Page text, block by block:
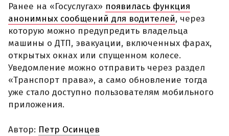
Ранее на «Госуслугах» появилась функция
анонимных сообщений для водителей, через
которую можно предупредить владельца
машины о ДТП, эвакуации, включенных фарах,
открытых окнах или спущенном колесе.
Уведомление можно отправить через раздел
«Транспорт права», а само обновление тогда
уже стало доступно пользователям мобильного
приложения.
Автор: Петр Осинцев